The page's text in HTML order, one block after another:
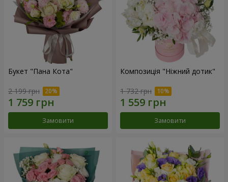
Букет "Пана Кота"
2 199 грн
Замовити
Композиція "Ніжний дотик"
1 732 грн
Замовити